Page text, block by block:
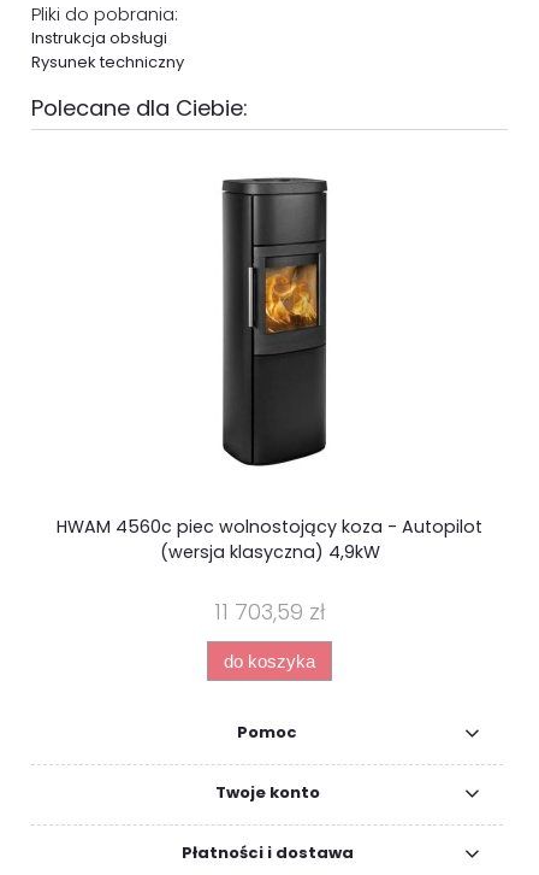
Pliki do pobrania:
Instrukcja obsługi
Rysunek techniczny
Polecane dla Ciebie:
HWAM 4560c piec wolnostojący koza - Autopilot
(wersja klasyczna) 4,9kW
11 703,59 zł
do koszyka
Pomoc
Twoje konto
Płatności i dostawa